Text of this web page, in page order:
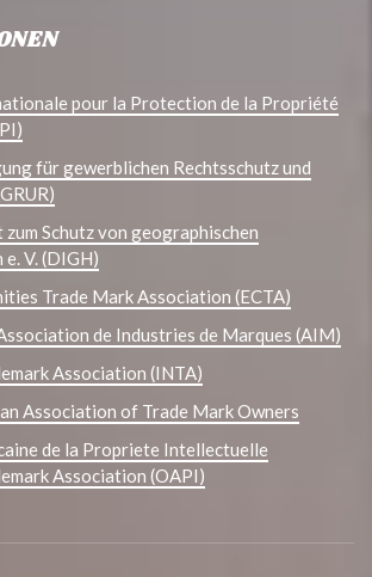
pour la Protection de la Propriété
für gewerblichen Rechtsschutz und
Schutz von geographischen
V. (DIGH)
Trade Mark Association (ECTA)
de Industries de Marques (AIM)
Association (INTA)
Association of Trade Mark Owners
de la Propriete Intellectuelle
Association (OAPI)